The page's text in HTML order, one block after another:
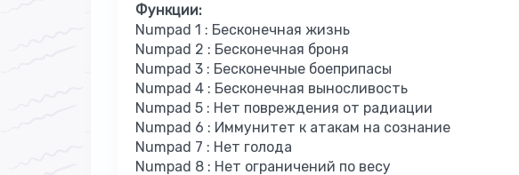
Функции:
Numpad 1 : Бесконечная жизнь
Numpad 2 : Бесконечная броня
Numpad 3 : Бесконечные боеприпасы
Numpad 4 : Бесконечная выносливость
Numpad 5 : Нет повреждения от радиации
Numpad 6 : Иммунитет к атакам на сознание
Numpad 7 : Нет голода
Numpad 8 : Нет ограничений по весу